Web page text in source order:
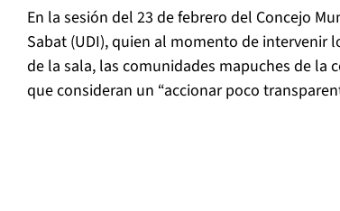
En la sesión del 23 de febrero del Concejo
Sabat (UDI), quien al momento de intervenir
de la sala, las comunidades mapuches de la
que consideran un “accionar poco